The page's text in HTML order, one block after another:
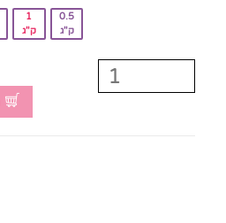
0.5
ק"ג
1
ק"ג